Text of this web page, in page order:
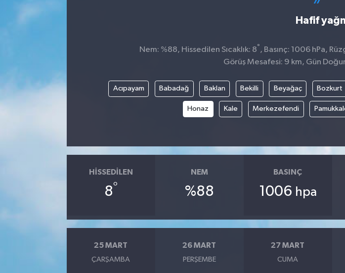
Hafif
Nem: %88, Hissedilen Sıcaklık: 8° , Basınç: 1006 hPa,
Görüş Mesafesi: 9 km, Gün
Acıpayam Babadağ Baklan Bekilli Beyağaç Bozkurt
Honaz Kale Merkezefendi
HISSEDILEN
8°
NEM
%88
BASINÇ
1006 hpa
25 MART
ÇARŞAMBA
26 MART
PERŞEMBE
27 MART
CUMA
Manşet Haberi